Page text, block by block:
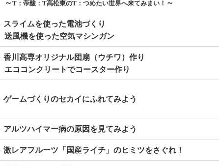
～T：帝酸：T高松東のT：つめたい世界へ来てみまい！ ～
スライムを使った電池づくり
送風機を使った空気マシンガン
香川高専オリジナル団扇（ウチワ）作り
エココンクリートでコースター作り
ゲームづくりのセカイにふれてみよう
アルツハイマー病の原因を見てみよう
激レアフルーツ「国産ライチ」のヒミツをさぐれ！